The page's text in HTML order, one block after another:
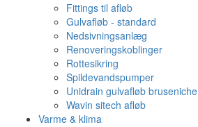
Fittings til afløb
Gulvafløb - standard
Nedsivningsanlæg
Renoveringskoblinger
Rottesikring
Spildevandspumper
Unidrain gulvafløb bruseniche
Wavin sitech afløb
Varme & klima